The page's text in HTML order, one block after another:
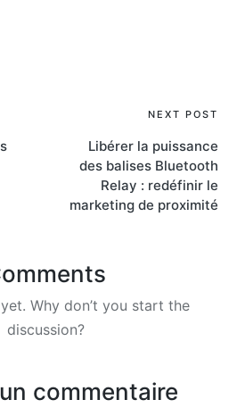
NEXT POST
Libérer la puissance
des balises Bluetooth
Relay : redéfinir le
marketing de proximité
Why don’t you start the
discussion?
commentaire